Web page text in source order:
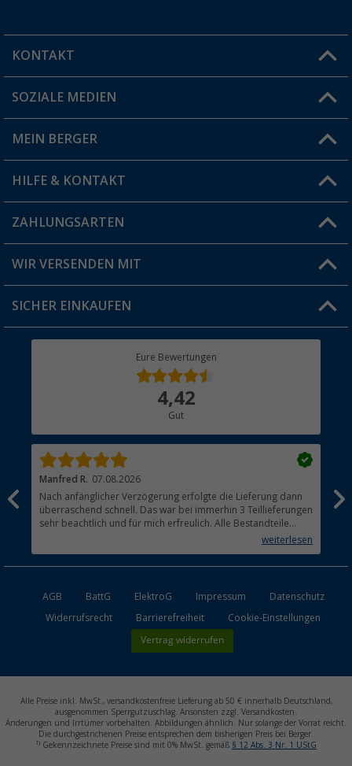
KONTAKT
Du hast eine Frage?
Filiale finden
SOZIALE MEDIEN
MEIN BERGER
Vorteilskarte
Blog
Jobs & Karriere
HILFE & KONTAKT
FAQ & Kontakt
Versandinformationen
Rücksendung
ZAHLUNGSARTEN
WIR VERSENDEN MIT
SICHER EINKAUFEN
Eure Bewertungen
4,42
Gut
Manfred R. 07.08.2026
Nach anfänglicher Verzögerung erfolgte die Lieferung dann
überraschend schnell. Das war bei immerhin 3 Teillieferungen
sehr beachtlich und für mich erfreulich. Alle Bestandteile
waren gut verpackt und in Ordnung. Das Gerät (Gasgrill)weiterlesen
AGB BattG ElektroG Impressum
Datenschutz
Widerrufsrecht
Barrierefreiheit Cookie-Einstellungen
Vertrag widerrufen
Alle Preise inkl. MwSt., versandkostenfreie Lieferung ab 50 € innerhalb Deutschland,
ausgenommen Sperrgutzuschlag. Ansonsten zzgl. Versandkosten.
Änderungen und Irrtümer vorbehalten. Abbildungen ähnlich. Nur solange der Vorrat reicht.
Die durchgestrichenen Preise entsprechen dem bisherigen Preis bei Berger.
1) Gekennzeichnete Preise sind mit 0% MwSt. gemäß § 12 Abs. 3 Nr. 1 UStG